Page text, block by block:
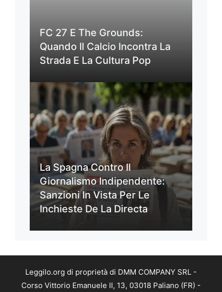
FC 27 E The Grounds:
Quando Il Calcio Incontra La
Strada E La Cultura Pop
La Spagna Contro Il
Giornalismo Indipendente:
Sanzioni In Vista Per Le
Inchieste De La Directa
Leggilo.org di proprietà di DMM COMPANY SRL -
Corso Vittorio Emanuele II, 13, 03018 Paliano (FR) -